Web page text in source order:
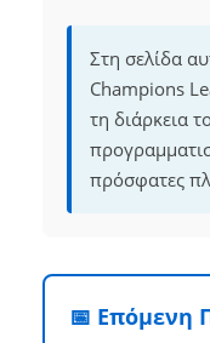
Στη σελίδα
Champions
τη διάρκεια
πρόσφατες
📅 Επόμενη